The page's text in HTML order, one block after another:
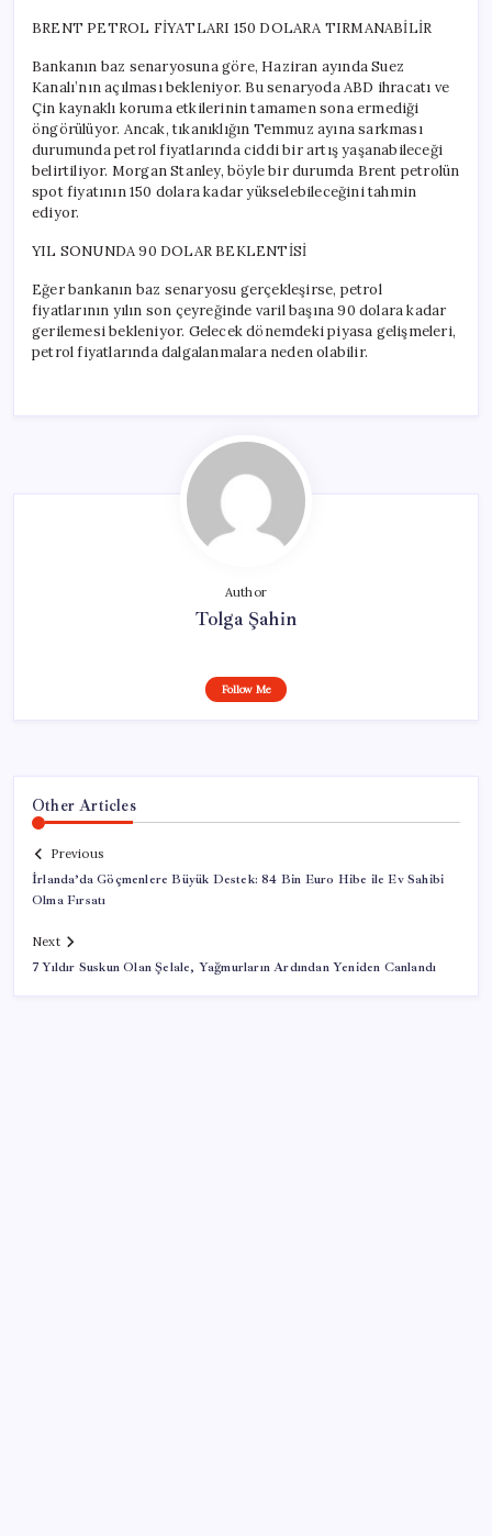
BRENT PETROL FİYATLARI 150 DOLARA TIRMANABİLİR
Bankanın baz senaryosuna göre, Haziran ayında Suez
Kanalı’nın açılması bekleniyor. Bu senaryoda ABD ihracatı ve
Çin kaynaklı koruma etkilerinin tamamen sona ermediği
öngörülüyor. Ancak, tıkanıklığın Temmuz ayına sarkması
durumunda petrol fiyatlarında ciddi bir artış yaşanabileceği
belirtiliyor. Morgan Stanley, böyle bir durumda Brent petrolün
spot fiyatının 150 dolara kadar yükselebileceğini tahmin
ediyor.
YIL SONUNDA 90 DOLAR BEKLENTİSİ
Eğer bankanın baz senaryosu gerçekleşirse, petrol
fiyatlarının yılın son çeyreğinde varil başına 90 dolara kadar
gerilemesi bekleniyor. Gelecek dönemdeki piyasa gelişmeleri,
petrol fiyatlarında dalgalanmalara neden olabilir.
Author
Tolga Şahin
Follow Me
Other Articles
Previous
İrlanda’da Göçmenlere Büyük Destek: 84 Bin Euro Hibe ile Ev Sahibi
Olma Fırsatı
Next
7 Yıldır Suskun Olan Şelale, Yağmurların Ardından Yeniden Canlandı